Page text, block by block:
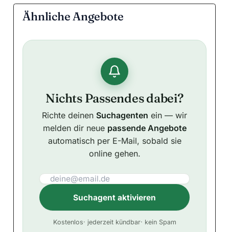
Ähnliche Angebote
Nichts Passendes dabei?
Richte deinen Suchagenten ein — wir
melden dir neue passende Angebote
automatisch per E-Mail, sobald sie
online gehen.
Suchagent aktivieren
Kostenlos· jederzeit kündbar· kein Spam